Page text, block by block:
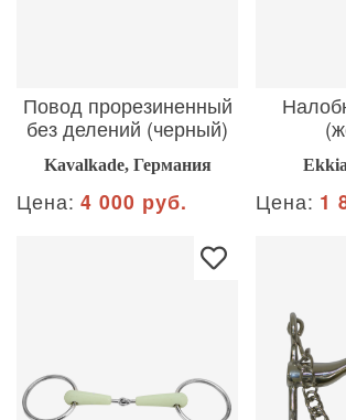
Повод прорезиненный
без делений (черный)
Kavalkade, Германия
Цена: 4 000 руб. Цена: 1